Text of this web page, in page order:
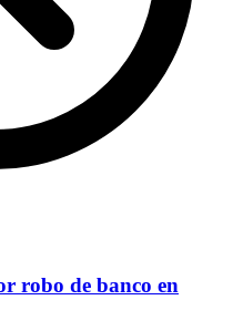
robo de banco en